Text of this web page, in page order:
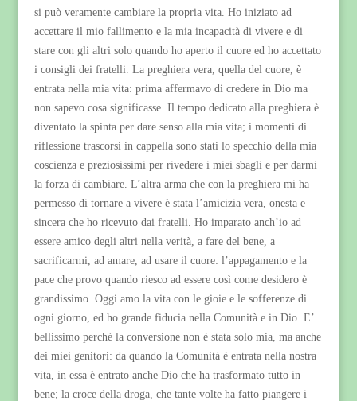
si può veramente cambiare la propria vita. Ho iniziato ad
accettare il mio fallimento e la mia incapacità di vivere e di
stare con gli altri solo quando ho aperto il cuore ed ho accettato
i consigli dei fratelli. La preghiera vera, quella del cuore, è
entrata nella mia vita: prima affermavo di credere in Dio ma
non sapevo cosa significasse. Il tempo dedicato alla preghiera è
diventato la spinta per dare senso alla mia vita; i momenti di
riflessione trascorsi in cappella sono stati lo specchio della mia
coscienza e preziosissimi per rivedere i miei sbagli e per darmi
la forza di cambiare. L’altra arma che con la preghiera mi ha
permesso di tornare a vivere è stata l’amicizia vera, onesta e
sincera che ho ricevuto dai fratelli. Ho imparato anch’io ad
essere amico degli altri nella verità, a fare del bene, a
sacrificarmi, ad amare, ad usare il cuore: l’appagamento e la
pace che provo quando riesco ad essere così come desidero è
grandissimo. Oggi amo la vita con le gioie e le sofferenze di
ogni giorno, ed ho grande fiducia nella Comunità e in Dio. E’
bellissimo perché la conversione non è stata solo mia, ma anche
dei miei genitori: da quando la Comunità è entrata nella nostra
vita, in essa è entrato anche Dio che ha trasformato tutto in
bene; la croce della droga, che tante volte ha fatto piangere i